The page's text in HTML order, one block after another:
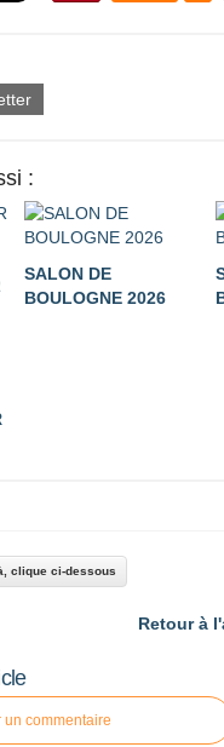
:
SALON DE
BOULOGNE 2026
clique ci-dessous
Retour à
un commentaire